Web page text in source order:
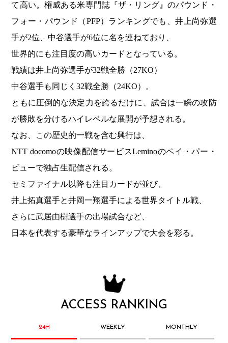
て高い。権威ある米専門誌『ザ・リング』のパウンド・
フォー・パウンド（PFP）ランキングでも、井上尚弥選
手が2位、中谷選手が6位に名を連ねており、
世界的にも注目度の高いカードとなっている。
戦績は井上尚弥選手が32戦全勝（27KO）
中谷選手も同じく32戦全勝（24KO）。
ともに圧倒的な決定力を誇るだけに、試合は一瞬の攻防
が勝敗を分けるハイレベルな展開が予想される。
なお、この歴史的一戦を含む興行は、
NTT docomoの映像配信サービスLeminoのペイ・パー・
ビューで独占生配信される。
セミファイナル以降も注目カードが並び、
井上拓真選手と井岡一翔選手による世界タイトル戦、
さらに武居由樹選手の出場試合など、
日本を代表する豪華なラインアップで大会を彩る。
ACCESS RANKING
24H WEEKLY MONTHLY